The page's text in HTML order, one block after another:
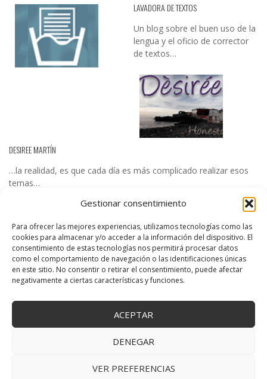
Gestionar consentimiento
Para ofrecer las mejores experiencias, utilizamos tecnologías como las
cookies para almacenar y/o acceder a la información del dispositivo. El
consentimiento de estas tecnologías nos permitirá procesar datos
como el comportamiento de navegación o las identificaciones únicas
en este sitio. No consentir o retirar el consentimiento, puede afectar
negativamente a ciertas características y funciones.
ACEPTAR
DENEGAR
VER PREFERENCIAS
LAVADORA DE TEXTOS
Un blog sobre el buen uso de la
lengua y el oficio de corrector
de textos…
DESIREE MARTÍN
…la realidad, es que cada día es más complicado realizar esos
temas…
Copyright © 2025 Creativa Canaria. Todos los derechos reservados.
↑ Volver arriba